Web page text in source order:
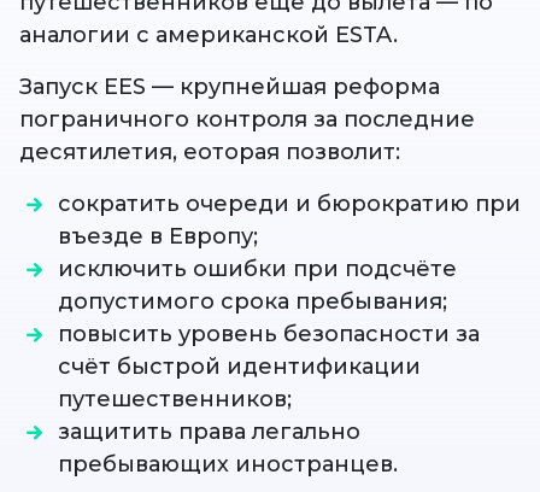
аналогии с американской ESTA.
Запуск EES — крупнейшая реформа
пограничного контроля за последние
десятилетия, еоторая позволит:
сократить очереди и бюрократию при
въезде в Европу;
исключить ошибки при подсчёте
допустимого срока пребывания;
повысить уровень безопасности за
счёт быстрой идентификации
путешественников;
защитить права легально
пребывающих иностранцев.